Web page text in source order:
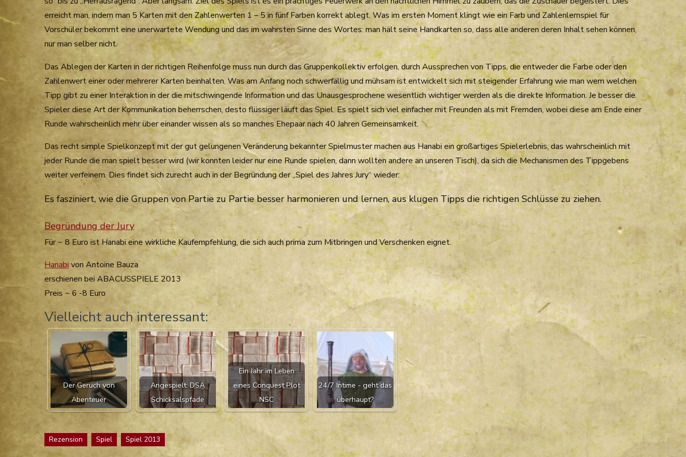
erreicht man, indem man 5 Karten mit den Zahlenwerten 1 – 5 in fünf Farben korrekt ablegt. Was im ersten Moment klingt wie ein Farb und Zahlenlernspiel für
Vorschüler bekommt eine unerwartete Wendung und das im wahrsten Sinne des Wortes: man hält seine Handkarten so, dass alle anderen deren Inhalt sehen können,
nur man selber nicht.
Das Ablegen der Karten in der richtigen Reihenfolge muss nun durch das Gruppenkollektiv erfolgen, durch Aussprechen von Tipps, die entweder die Farbe oder den
Zahlenwert einer oder mehrerer Karten beinhalten. Was am Anfang noch schwerfällig und mühsam ist entwickelt sich mit steigender Erfahrung wie man wem welchen
Tipp gibt zu einer Interaktion in der die mitschwingende Information und das Unausgesprochene wesentlich wichtiger werden als die direkte Information. Je besser die
Spieler diese Art der Kommunikation beherrschen, desto flüssiger läuft das Spiel. Es spielt sich viel einfacher mit Freunden als mit Fremden, wobei diese am Ende einer
Runde wahrscheinlich mehr über einander wissen als so manches Ehepaar nach 40 Jahren Gemeinsamkeit.
Das recht simple Spielkonzept mit der gut gelungenen Veränderung bekannter Spielmuster machen aus Hanabi ein großartiges Spielerlebnis, das wahrscheinlich mit
jeder Runde die man spielt besser wird (wir konnten leider nur eine Runde spielen, dann wollten andere an unseren Tisch), da sich die Mechanismen des Tippgebens
weiter verfeinern. Dies findet sich zurecht auch in der Begründung der „Spiel des Jahres Jury“ wieder:
Es fasziniert, wie die Gruppen von Partie zu Partie besser harmonieren und lernen, aus klugen Tipps die richtigen Schlüsse zu ziehen.
Begründung der Jury
Für ~ 8 Euro ist Hanabi eine wirkliche Kaufempfehlung, die sich auch prima zum Mitbringen und Verschenken eignet.
Hanabi von Antoine Bauza
erschienen bei ABACUSSPIELE 2013
Preis ~ 6 -8 Euro
Vielleicht auch interessant:
Der Geruch von
Abenteuer
Angespielt: DSA
Schicksalspfade
Ein Jahr im Leben
eines Conquest Plot
NSC
24/7 Intime - geht das
überhaupt?
Rezension Spiel Spiel 2013